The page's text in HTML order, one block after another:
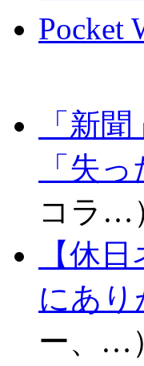
Pocket
「新
「失
コラ…
【休
にあ
ー、…